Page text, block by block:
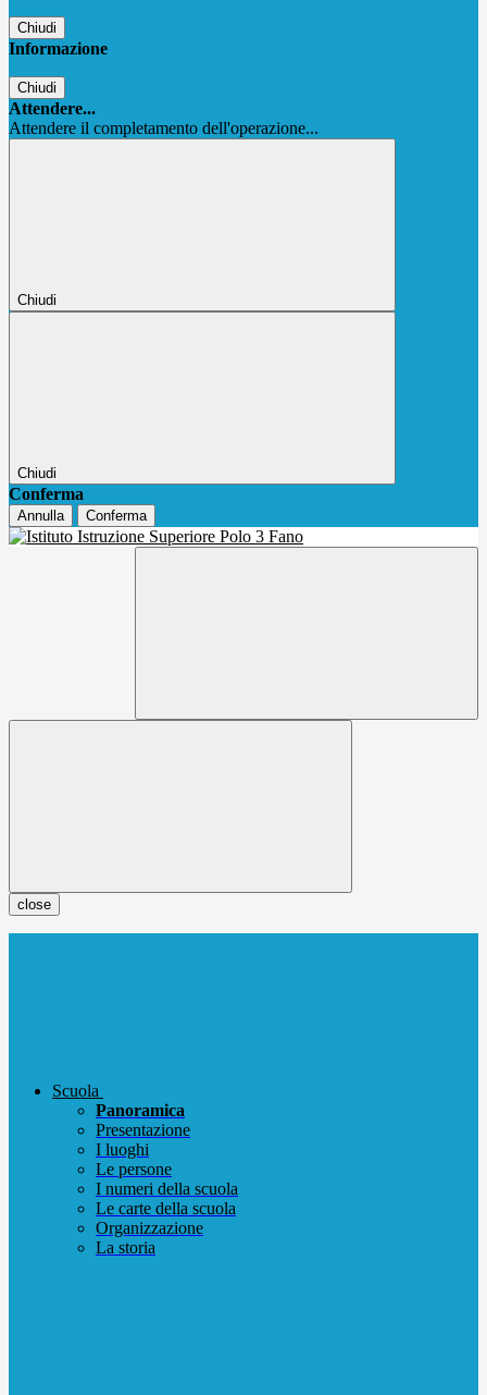
Chiudi
Informazione
Chiudi
Attendere...
Attendere il completamento dell'operazione...
Chiudi
Chiudi
Conferma
Annulla Conferma
close
Scuola
Panoramica
Presentazione
I luoghi
Le persone
I numeri della scuola
Le carte della scuola
Organizzazione
La storia